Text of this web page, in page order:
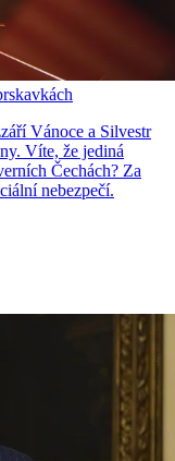
Vánoce a Silvestr
Víte, že jediná
Čechách? Za
nebezpečí.